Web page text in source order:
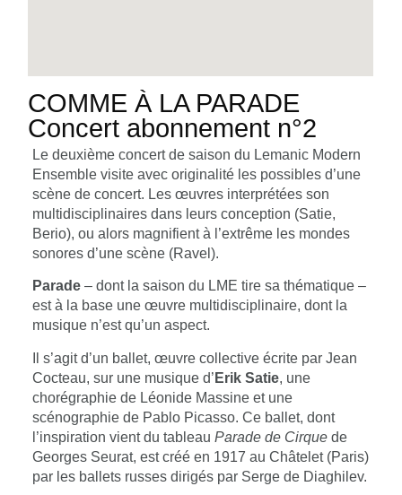
COMME À LA PARADE
Concert abonnement n°2
Le deuxième concert de saison du Lemanic Modern
Ensemble visite avec originalité les possibles d’une
scène de concert. Les œuvres interprétées son
multidisciplinaires dans leurs conception (Satie,
Berio), ou alors magnifient à l’extrême les mondes
sonores d’une scène (Ravel).
Parade – dont la saison du LME tire sa thématique –
est à la base une œuvre multidisciplinaire, dont la
musique n’est qu’un aspect.
Il s’agit d’un ballet, œuvre collective écrite par Jean
Cocteau, sur une musique d’ Erik Satie, une
chorégraphie de Léonide Massine et une
scénographie de Pablo Picasso. Ce ballet, dont
l’inspiration vient du tableauParade de Cirque de
Georges Seurat, est créé en 1917 au Châtelet (Paris)
par les ballets russes dirigés par Serge de Diaghilev.